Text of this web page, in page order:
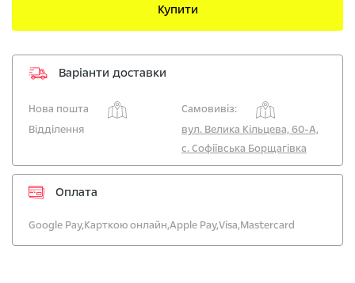
Купити
Варіанти доставки
Нова пошта
Самовивіз:
Відділення
вул. Велика Кільцева, 60-А,
с. Софіївська Борщагівка
Оплата
Google Pay,Карткою онлайн,Apple Pay,Visa,Mastercard